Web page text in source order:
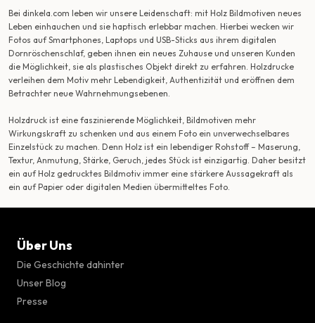
Bei dinkela.com leben wir unsere Leidenschaft: mit Holz Bildmotiven neues
Leben einhauchen und sie haptisch erlebbar machen. Hierbei wecken wir
Fotos auf Smartphones, Laptops und USB-Sticks aus ihrem digitalen
Dornröschenschlaf, geben ihnen ein neues Zuhause und unseren Kunden
die Möglichkeit, sie als plastisches Objekt direkt zu erfahren. Holzdrucke
verleihen dem Motiv mehr Lebendigkeit, Authentizität und eröffnen dem
Betrachter neue Wahrnehmungsebenen.
Holzdruck ist eine faszinierende Möglichkeit, Bildmotiven mehr
Wirkungskraft zu schenken und aus einem Foto ein unverwechselbares
Einzelstück zu machen. Denn Holz ist ein lebendiger Rohstoff – Maserung,
Textur, Anmutung, Stärke, Geruch, jedes Stück ist einzigartig. Daher besitzt
ein auf Holz gedrucktes Bildmotiv immer eine stärkere Aussagekraft als
ein auf Papier oder digitalen Medien übermitteltes Foto.
Über Uns
Die Geschichte dahinter
Unser Blog
Presse